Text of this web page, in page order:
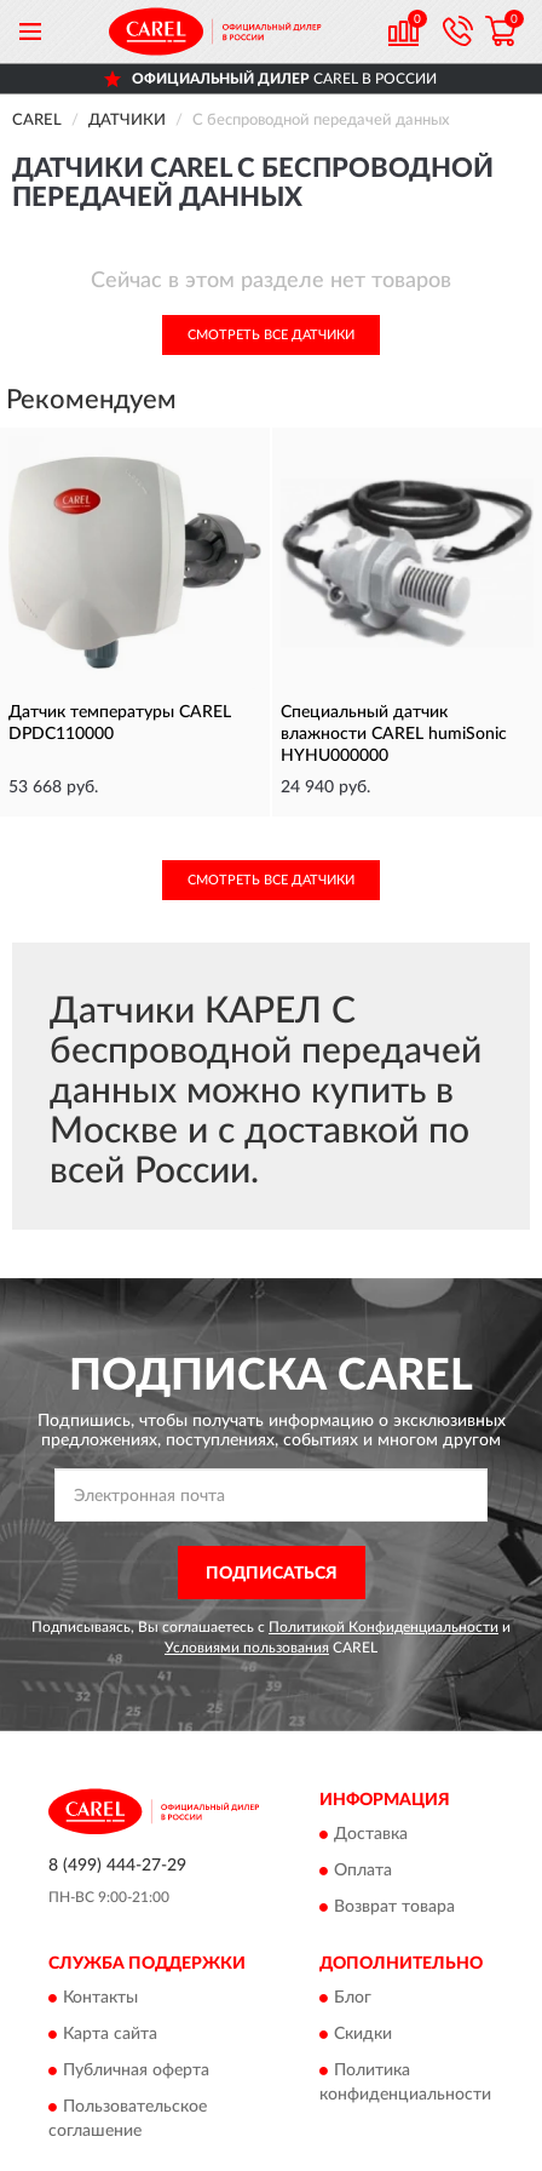
0 0
ОФИЦИАЛЬНЫЙ ДИЛЕРCAREL В РОССИИ
CAREL ДАТЧИКИ С беспроводной передачей данных
ДАТЧИКИ CAREL С БЕСПРОВОДНОЙ
ПЕРЕДАЧЕЙ ДАННЫХ
Сейчас в этом разделе нет товаров
СМОТРЕТЬ ВСЕ ДАТЧИКИ
Рекомендуем
Датчик температуры CAREL
DPDC110000
53 668 руб.
Специальный датчик
влажности CAREL humiSonic
HYHU000000
24 940 руб.
СМОТРЕТЬ ВСЕ ДАТЧИКИ
Датчики КАРЕЛ С
беспроводной передачей
данных можно купить в
Москве и с доставкой по
всей России.
ПОДПИСКА CAREL
Подпишись, чтобы получать информацию о эксклюзивных
предложениях, поступлениях, событиях и многом другом
ПОДПИСАТЬСЯ
Подписываясь, Вы соглашаетесь с Политикой Конфиденциальности и
Условиями пользования CAREL
8 (499) 444-27-29
ПН-ВС 9:00-21:00
ИНФОРМАЦИЯ
Доставка
Оплата
Возврат товара
СЛУЖБА ПОДДЕРЖКИ
Контакты
Карта сайта
Публичная оферта
Пользовательское
соглашение
ДОПОЛНИТЕЛЬНО
Блог
Скидки
Политика
конфиденциальности